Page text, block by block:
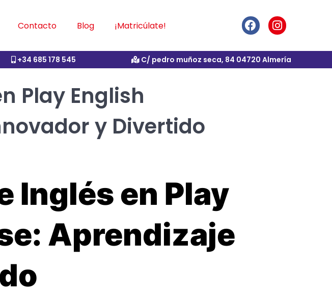
Contacto Blog ¡Matricúlate!
+34 685 178 545 C/ pedro muñoz seca, 84 04720 Almería
Play English
y Divertido
Inglés en Play
Aprendizaje